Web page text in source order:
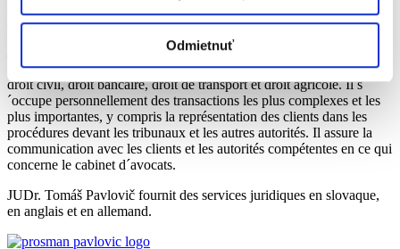
Odmietnuť
au sein du cabinet d´avocat Prosman a Pavlovič depuis 2010 et
actuellement il est gérant et associé de ce cabinet d´avocats.
JUDr. Tomáš Pavlovič se consacre principalement à la fourniture de
conseils juridiques complets dans les domaines du droit commercial,
droit civil, droit bancaire, droit de transport et droit agricole. Il s
´occupe personnellement des transactions les plus complexes et les
plus importantes, y compris la représentation des clients dans les
procédures devant les tribunaux et les autres autorités. Il assure la
communication avec les clients et les autorités compétentes en ce qui
concerne le cabinet d´avocats.
JUDr. Tomáš Pavlovič fournit des services juridiques en slovaque,
en anglais et en allemand.